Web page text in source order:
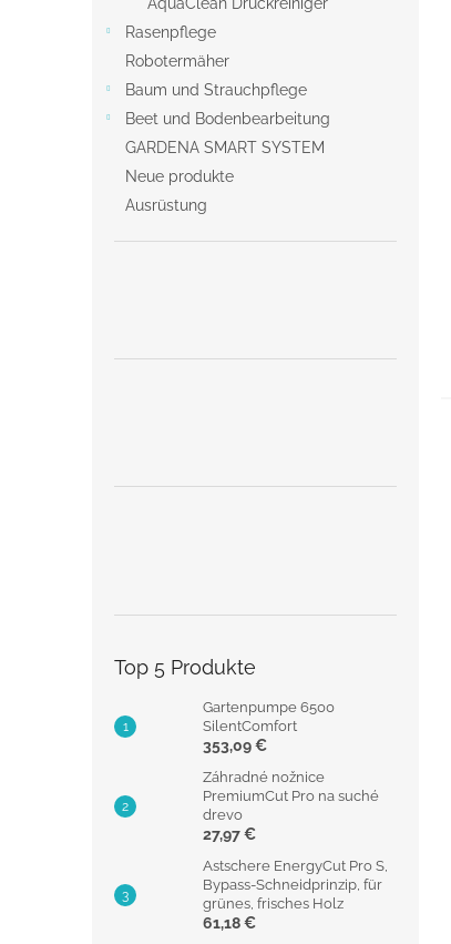
Rasenpflege
Robotermäher
Baum und Strauchpflege
Beet und Bodenbearbeitung
GARDENA SMART SYSTEM
Neue produkte
Ausrüstung
Top 5 Produkte
Gartenpumpe 6500
SilentComfort
353,09 €
Záhradné nožnice
PremiumCut Pro na suché
drevo
27,97 €
Astschere EnergyCut Pro S,
Bypass-Schneidprinzip, für
grünes, frisches Holz
61,18 €